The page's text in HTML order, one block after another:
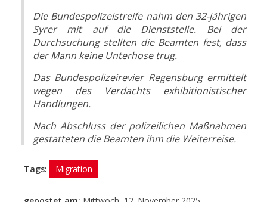
Die Bundespolizeistreife nahm den 32-jährigen
Syrer mit auf die Dienststelle. Bei der
Durchsuchung stellten die Beamten fest, dass
der Mann keine Unterhose trug.
Das Bundespolizeirevier Regensburg ermittelt
wegen des Verdachts exhibitionistischer
Handlungen.
Nach Abschluss der polizeilichen Maßnahmen
gestatteten die Beamten ihm die Weiterreise.
Tags: Migration